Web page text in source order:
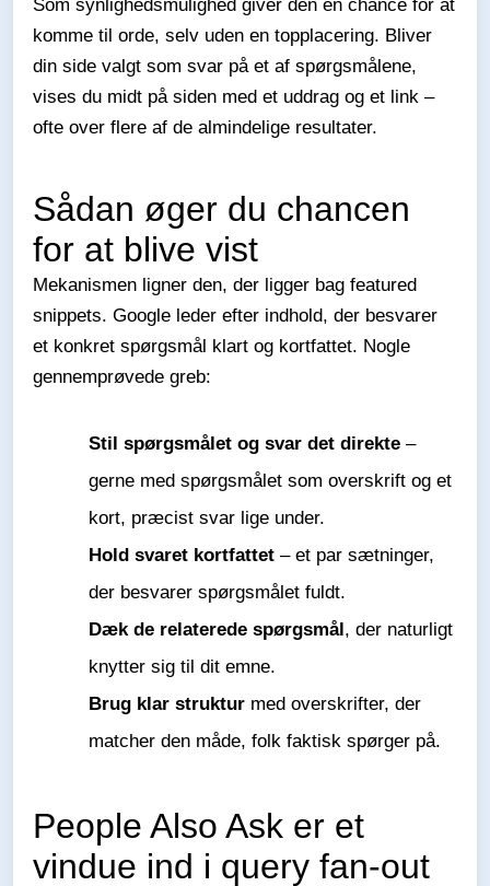
Som synlighedsmulighed giver den en chance for at
komme til orde, selv uden en topplacering. Bliver
din side valgt som svar på et af spørgsmålene,
vises du midt på siden med et uddrag og et link –
ofte over flere af de almindelige resultater.
Sådan øger du chancen
for at blive vist
Mekanismen ligner den, der ligger bag featured
snippets. Google leder efter indhold, der besvarer
et konkret spørgsmål klart og kortfattet. Nogle
gennemprøvede greb:
Stil spørgsmålet og svar det direkte –
gerne med spørgsmålet som overskrift og et
kort, præcist svar lige under.
Hold svaret kortfattet – et par sætninger,
der besvarer spørgsmålet fuldt.
Dæk de relaterede spørgsmål, der naturligt
knytter sig til dit emne.
Brug klar struktur med overskrifter, der
matcher den måde, folk faktisk spørger på.
People Also Ask er et
vindue ind i query fan-out